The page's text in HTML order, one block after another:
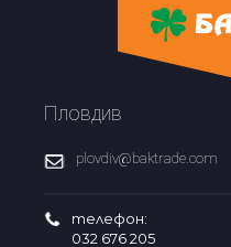
Пловдив
plovdiv@baktrade.com
телефон:
032 676 205